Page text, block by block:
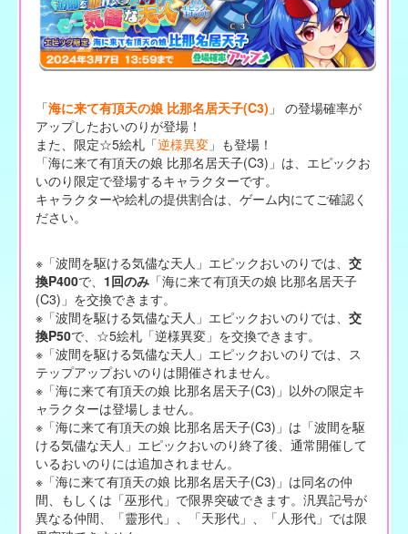
「海に来て有頂天の娘 比那名居天子(C3) 」 の登場確率が
アップしたおいのりが登場！
また、限定☆5絵札「逆様異変」も登場！
「海に来て有頂天の娘 比那名居天子(C3)」は、エピックお
いのり限定で登場するキャラクターです。
キャラクターや絵札の提供割合は、ゲーム内にてご確認く
ださい。
※「波間を駆ける気儘な天人」エピックおいのりでは、 交
換P400で、 1回のみ「海に来て有頂天の娘 比那名居天子
(C3)」を交換できます。
※「波間を駆ける気儘な天人」エピックおいのりでは、 交
換P50で、☆5絵札「逆様異変」を交換できます。
※「波間を駆ける気儘な天人」エピックおいのりでは、ス
テップアップおいのりは開催されません。
※「海に来て有頂天の娘 比那名居天子(C3)」以外の限定キ
ャラクターは登場しません。
※「海に来て有頂天の娘 比那名居天子(C3)」は「波間を駆
ける気儘な天人」エピックおいのり終了後、通常開催して
いるおいのりには追加されません。
※「海に来て有頂天の娘 比那名居天子(C3)」は同名の仲
間、もしくは「巫形代」で限界突破できます。汎異記号が
異なる仲間、「靈形代」、「天形代」、「人形代」では限